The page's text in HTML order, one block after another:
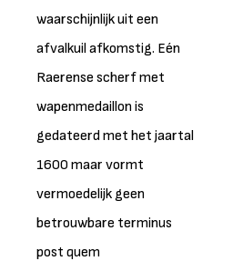
waarschijnlijk uit een
afvalkuil afkomstig. Eén
Raerense scherf met
wapenmedaillon is
gedateerd met het jaartal
1600 maar vormt
vermoedelijk geen
betrouwbare terminus
post quem